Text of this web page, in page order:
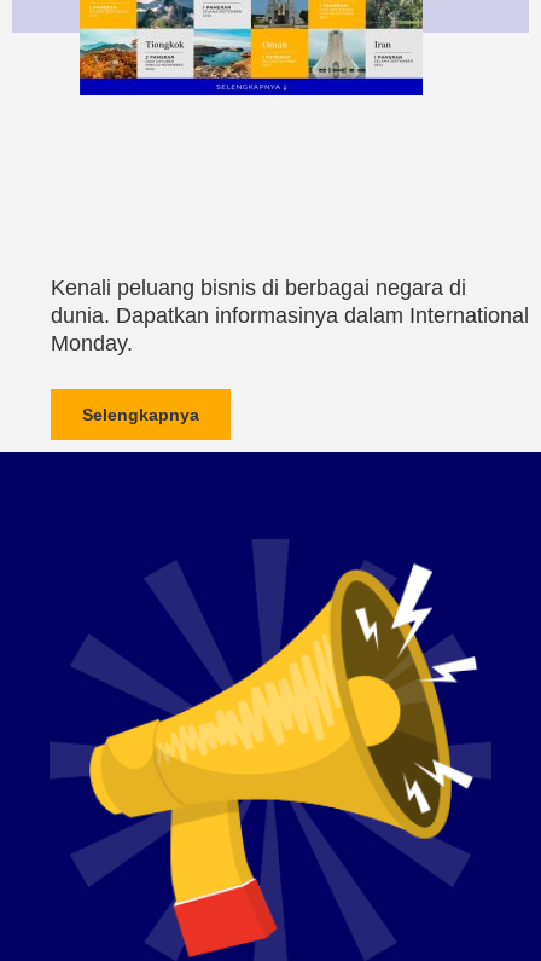
Kenali peluang bisnis di berbagai negara di
dunia. Dapatkan informasinya dalam International
Monday.
Selengkapnya